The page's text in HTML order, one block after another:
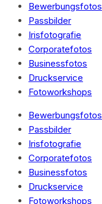
Bewerbungsfotos
Passbilder
Irisfotografie
Corporatefotos
Businessfotos
Druckservice
Fotoworkshops
Bewerbungsfotos
Passbilder
Irisfotografie
Corporatefotos
Businessfotos
Druckservice
Fotoworkshops